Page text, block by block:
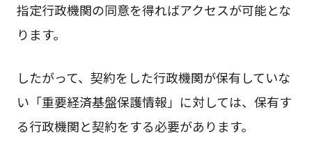
指定行政機関の同意を得ればアクセスが可能とな
ります。
したがって、契約をした行政機関が保有していな
い「重要経済基盤保護情報」に対しては、保有す
る行政機関と契約をする必要があります。